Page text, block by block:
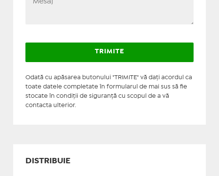
Odată cu apăsarea butonului "TRIMITE" vă daţi acordul ca
toate datele completate în formularul de mai sus să fie
stocate în condiţii de siguranţă cu scopul de a vă
contacta ulterior.
DISTRIBUIE